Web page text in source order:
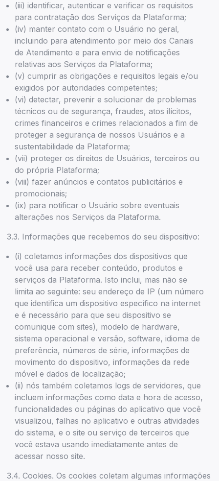
(iii) identificar, autenticar e verificar os requisitos
para contratação dos Serviços da Plataforma;
(iv) manter contato com o Usuário no geral,
incluindo para atendimento por meio dos Canais
de Atendimento e para envio de notificações
relativas aos Serviços da Plataforma;
(v) cumprir as obrigações e requisitos legais e/ou
exigidos por autoridades competentes;
(vi) detectar, prevenir e solucionar de problemas
técnicos ou de segurança, fraudes, atos ilícitos,
crimes financeiros e crimes relacionados a fim de
proteger a segurança de nossos Usuários e a
sustentabilidade da Plataforma;
(vii) proteger os direitos de Usuários, terceiros ou
do própria Plataforma;
(viii) fazer anúncios e contatos publicitários e
promocionais;
(ix) para notificar o Usuário sobre eventuais
alterações nos Serviços da Plataforma.
3.3. Informações que recebemos do seu dispositivo:
(i) coletamos informações dos dispositivos que
você usa para receber conteúdo, produtos e
serviços da Plataforma. Isto inclui, mas não se
limita ao seguinte: seu endereço de IP (um número
que identifica um dispositivo específico na internet
e é necessário para que seu dispositivo se
comunique com sites), modelo de hardware,
sistema operacional e versão, software, idioma de
preferência, números de série, informações de
movimento do dispositivo, informações da rede
móvel e dados de localização;
(ii) nós também coletamos logs de servidores, que
incluem informações como data e hora de acesso,
funcionalidades ou páginas do aplicativo que você
visualizou, falhas no aplicativo e outras atividades
do sistema, e o site ou serviço de terceiros que
você estava usando imediatamente antes de
acessar nosso site.
3.4. Cookies. Os cookies coletam algumas informações